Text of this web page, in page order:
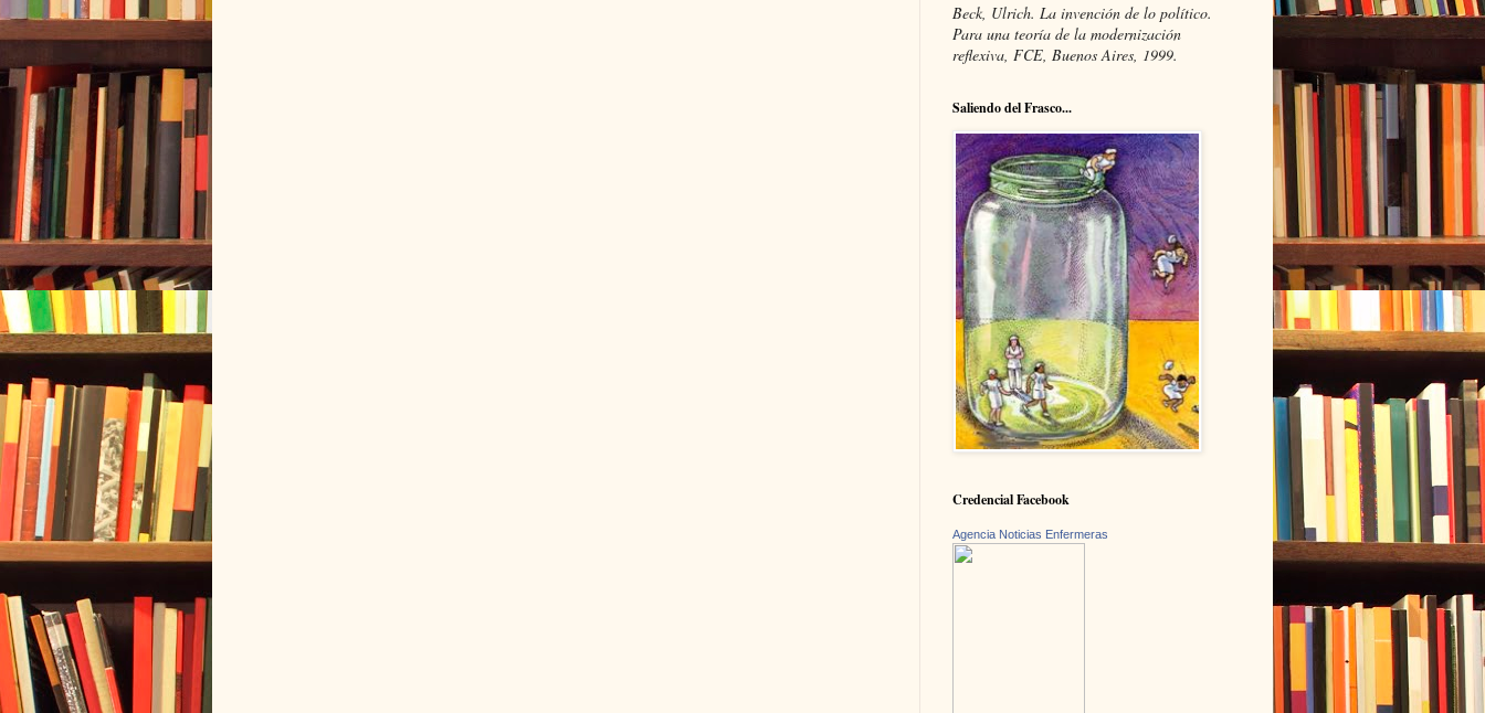
Beck, Ulrich. La invención de lo político.
Para una teoría de la modernización
reflexiva, FCE, Buenos Aires, 1999.
Saliendo del Frasco...
Credencial Facebook
Agencia Noticias Enfermeras